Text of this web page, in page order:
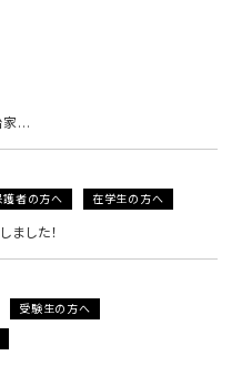
家…
護者の方へ 在学生の方へ
ました！
受験生の方へ